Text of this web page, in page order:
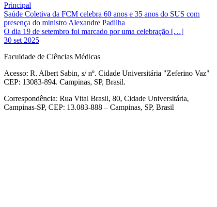
Principal
Saúde Coletiva da FCM celebra 60 anos e 35 anos do SUS com
presença do ministro Alexandre Padilha
O dia 19 de setembro foi marcado por uma celebração […]
30 set 2025
Faculdade de Ciências Médicas
Acesso: R. Albert Sabin, s/ nº. Cidade Universitária "Zeferino Vaz"
CEP: 13083-894. Campinas, SP, Brasil.
Correspondência: Rua Vital Brasil, 80, Cidade Universitária,
Campinas-SP, CEP: 13.083-888 – Campinas, SP, Brasil